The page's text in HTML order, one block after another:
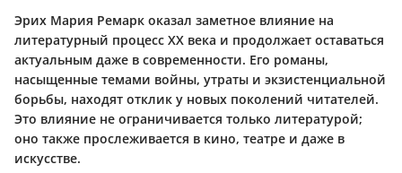
Эрих Мария Ремарк оказал заметное влияние на
литературный процесс XX века и продолжает оставаться
актуальным даже в современности. Его романы,
насыщенные темами войны, утраты и экзистенциальной
борьбы, находят отклик у новых поколений читателей.
Это влияние не ограничивается только литературой;
оно также прослеживается в кино, театре и даже в
искусстве.